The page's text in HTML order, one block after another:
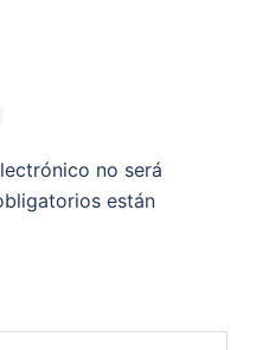
no será
están